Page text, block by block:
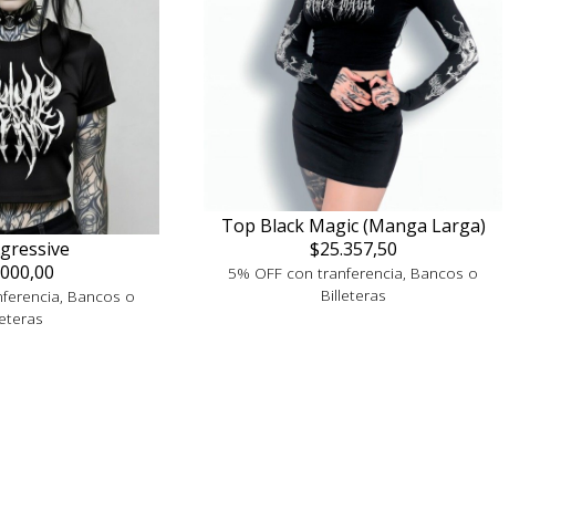
Bancos o
Top Black Magic (Manga Larga)
$25.357,50
5% OFF con tranferencia, Bancos o
Billeteras